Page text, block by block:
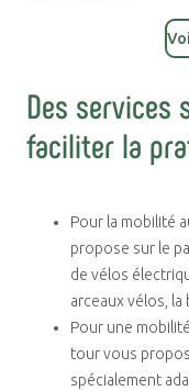
Des services
faciliter la
Pour la mobilité
propose sur le
de vélos
arceaux vélos,
Pour une
tour vous
spécialement